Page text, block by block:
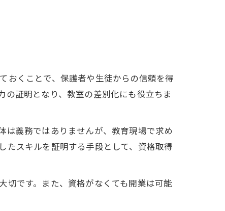
おくことで、保護者や生徒からの信頼を得
証明となり、教室の差別化にも役立ちま
は義務ではありませんが、教育現場で求め
たスキルを証明する手段として、資格取得
切です。また、資格がなくても開業は可能